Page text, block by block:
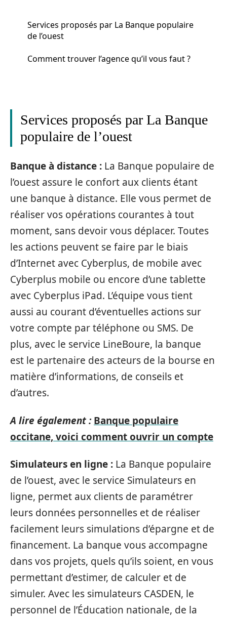
Services proposés par La Banque populaire
de l’ouest
Comment trouver l’agence qu’il vous faut ?
Services proposés par La Banque
populaire de l’ouest
Banque à distance : La Banque populaire de
l’ouest assure le confort aux clients étant
une banque à distance. Elle vous permet de
réaliser vos opérations courantes à tout
moment, sans devoir vous déplacer. Toutes
les actions peuvent se faire par le biais
d’Internet avec Cyberplus, de mobile avec
Cyberplus mobile ou encore d’une tablette
avec Cyberplus iPad. L’équipe vous tient
aussi au courant d’éventuelles actions sur
votre compte par téléphone ou SMS. De
plus, avec le service LineBoure, la banque
est le partenaire des acteurs de la bourse en
matière d’informations, de conseils et
d’autres.
A lire également : Banque populaire
occitane, voici comment ouvrir un compte
Simulateurs en ligne : La Banque populaire
de l’ouest, avec le service Simulateurs en
ligne, permet aux clients de paramétrer
leurs données personnelles et de réaliser
facilement leurs simulations d’épargne et de
financement. La banque vous accompagne
dans vos projets, quels qu’ils soient, en vous
permettant d’estimer, de calculer et de
simuler. Avec les simulateurs CASDEN, le
personnel de l’Éducation nationale, de la